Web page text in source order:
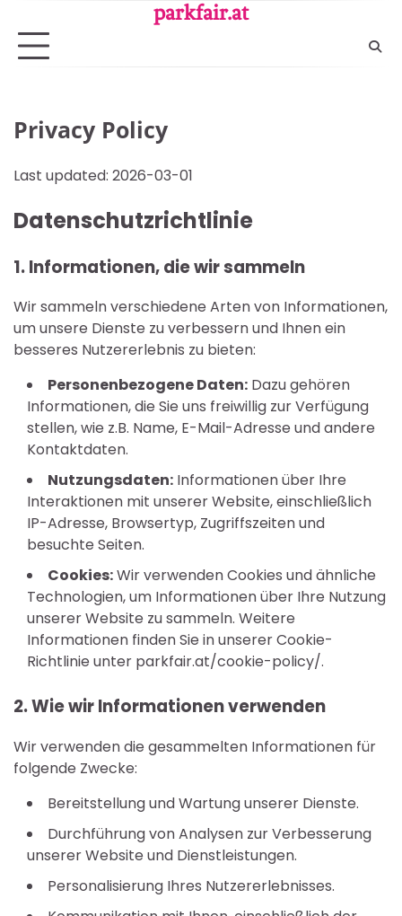
content
parkfair.at
Privacy Policy
Last updated: 2026-03-01
Datenschutzrichtlinie
1. Informationen, die wir sammeln
Wir sammeln verschiedene Arten von Informationen,
um unsere Dienste zu verbessern und Ihnen ein
besseres Nutzererlebnis zu bieten:
Personenbezogene Daten: Dazu gehören
Informationen, die Sie uns freiwillig zur Verfügung
stellen, wie z.B. Name, E-Mail-Adresse und andere
Kontaktdaten.
Nutzungsdaten: Informationen über Ihre
Interaktionen mit unserer Website, einschließlich
IP-Adresse, Browsertyp, Zugriffszeiten und
besuchte Seiten.
Cookies:Wir verwenden Cookies und ähnliche
Technologien, um Informationen über Ihre Nutzung
unserer Website zu sammeln. Weitere
Informationen finden Sie in unserer Cookie-
Richtlinie unter parkfair.at/cookie-policy/.
2. Wie wir Informationen verwenden
Wir verwenden die gesammelten Informationen für
folgende Zwecke:
Bereitstellung und Wartung unserer Dienste.
Durchführung von Analysen zur Verbesserung
unserer Website und Dienstleistungen.
Personalisierung Ihres Nutzererlebnisses.